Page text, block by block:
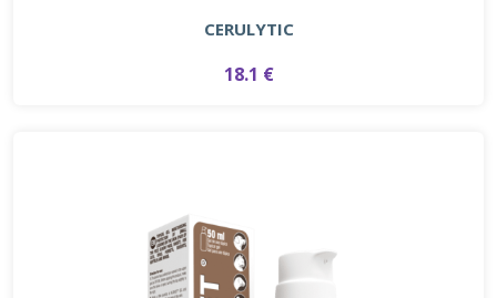
CERULYTIC
18.1 €